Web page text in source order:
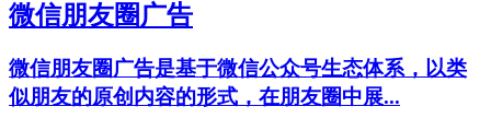
微信朋友圈广告
微信朋友圈广告是基于微信公众号生态体系，以类
似朋友的原创内容的形式，在朋友圈中展...